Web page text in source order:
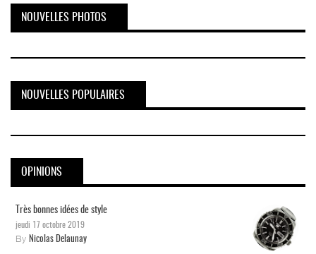
NOUVELLES PHOTOS
NOUVELLES POPULAIRES
OPINIONS
Très bonnes idées de style
jeudi 17 octobre 2019
By Nicolas Delaunay